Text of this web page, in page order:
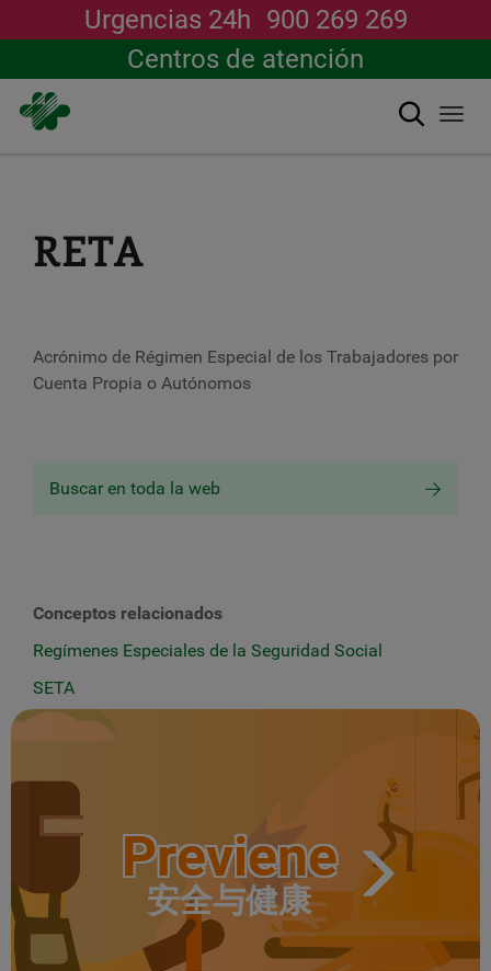
Urgencias 24h 900 269 269
Centros de atención
搜索
RETA
Acrónimo de Régimen Especial de los Trabajadores por
Cuenta Propia o Autónomos
Buscar en toda la web
Conceptos relacionados
Regímenes Especiales de la Seguridad Social
SETA
Previene
安全与健康